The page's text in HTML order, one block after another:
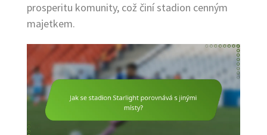
prosperitu komunity, což činí stadion cenným
majetkem.